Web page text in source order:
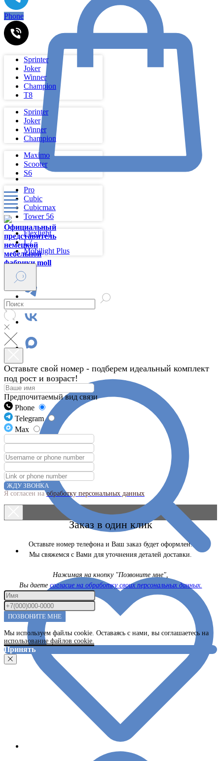
Phone
Sprinter
Joker
Winner
Champion
Т8
Sprinter
Joker
Winner
Champion
Maximo
Scooter
S6
Pro
Cubic
Cubicmax
Tower 56
Flexlight
L7
Mobilight Plus
Оставьте свой номер - подберем идеальный комплект
под рост и возраст!
Предпочитаемый вид связи
Phone
Telegram
Max
ЖДУ ЗВОНКА
Я согласен наобработку персональных данных
Заказ в один клик
Оставьте номер телефона и Ваш заказ будет оформлен.
Мы свяжемся с Вами для уточнения деталей доставки.
Нажимая на кнопку "Позвоните мне",
Вы даете согласие на обработку своих персональных данных.
ПОЗВОНИТЕ МНЕ
Мы используем файлы cookie. Оставаясь с нами, вы соглашаетесь на
использование файлов cookie.
Принять